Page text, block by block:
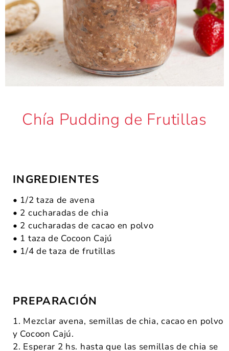
Chía Pudding de Frutillas
INGREDIENTES
• 1/2 taza de avena
• 2 cucharadas de chia
• 2 cucharadas de cacao en polvo
• 1 taza de Cocoon Cajú
• 1/4 de taza de frutillas
PREPARACIÓN
1. Mezclar avena, semillas de chia, cacao en polvo
y Cocoon Cajú.
2. Esperar 2 hs. hasta que las semillas de chia se